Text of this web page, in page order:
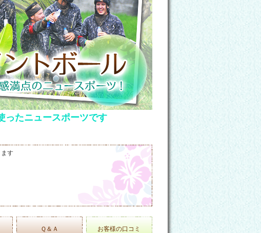
ったニュースポーツです
す
Ｑ＆Ａ お客様の口コミ